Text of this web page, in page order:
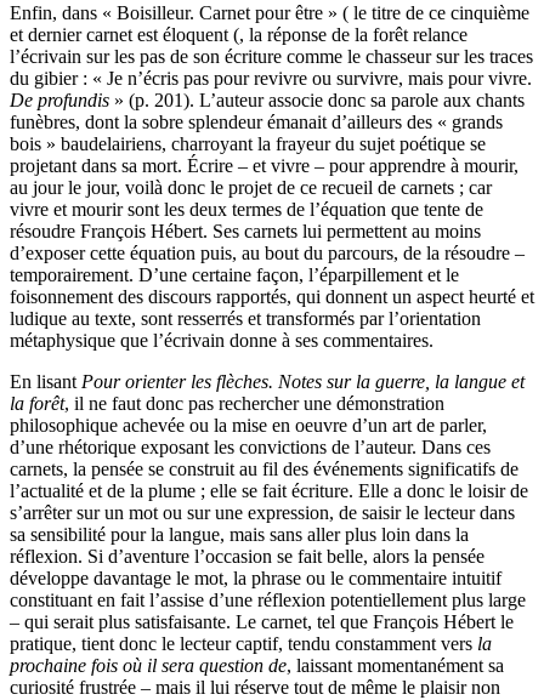
Enfin, dans « Boisilleur. Carnet pour être » ( le titre de ce cinquième
et dernier carnet est éloquent (, la réponse de la forêt relance
l’écrivain sur les pas de son écriture comme le chasseur sur les traces
du gibier : « Je n’écris pas pour revivre ou survivre, mais pour vivre.
De profundis » (p. 201). L’auteur associe donc sa parole aux chants
funèbres, dont la sobre splendeur émanait d’ailleurs des « grands
bois » baudelairiens, charroyant la frayeur du sujet poétique se
projetant dans sa mort. Écrire – et vivre – pour apprendre à mourir,
au jour le jour, voilà donc le projet de ce recueil de carnets ; car
vivre et mourir sont les deux termes de l’équation que tente de
résoudre François Hébert. Ses carnets lui permettent au moins
d’exposer cette équation puis, au bout du parcours, de la résoudre –
temporairement. D’une certaine façon, l’éparpillement et le
foisonnement des discours rapportés, qui donnent un aspect heurté et
ludique au texte, sont resserrés et transformés par l’orientation
métaphysique que l’écrivain donne à ses commentaires.
En lisant Pour orienter les flèches. Notes sur la guerre, la langue et
la forêt, il ne faut donc pas rechercher une démonstration
philosophique achevée ou la mise en oeuvre d’un art de parler,
d’une rhétorique exposant les convictions de l’auteur. Dans ces
carnets, la pensée se construit au fil des événements significatifs de
l’actualité et de la plume ; elle se fait écriture. Elle a donc le loisir de
s’arrêter sur un mot ou sur une expression, de saisir le lecteur dans
sa sensibilité pour la langue, mais sans aller plus loin dans la
réflexion. Si d’aventure l’occasion se fait belle, alors la pensée
développe davantage le mot, la phrase ou le commentaire intuitif
constituant en fait l’assise d’une réflexion potentiellement plus large
– qui serait plus satisfaisante. Le carnet, tel que François Hébert le
pratique, tient donc le lecteur captif, tendu constamment vers la
prochaine fois où il sera question de, laissant momentanément sa
curiosité frustrée – mais il lui réserve tout de même le plaisir non